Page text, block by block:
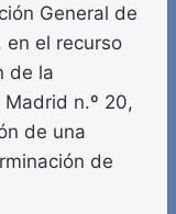
General de
en el recurso
de la
n.º 20,
de una
de